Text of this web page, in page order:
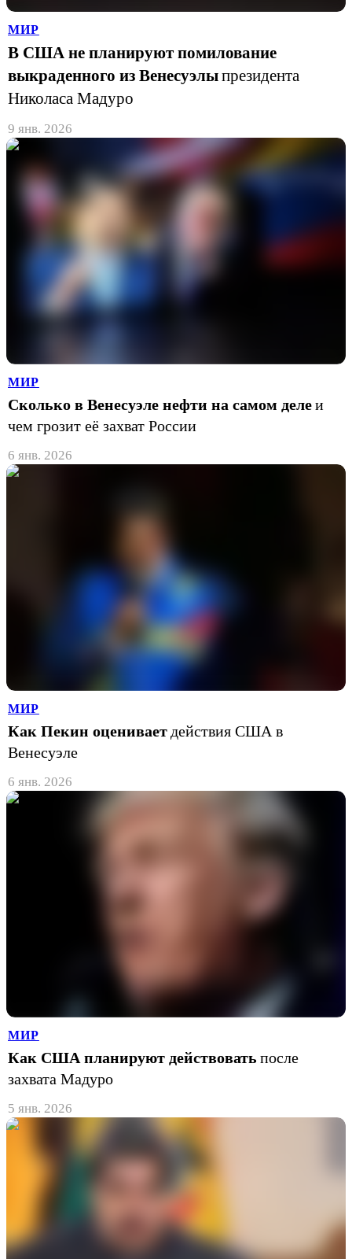
МИР
В США не планируют помилование
выкраденного из Венесуэлыпрезидента
Николаса Мадуро
9 янв. 2026
МИР
Сколько в Венесуэле нефти на самом делеи
чем грозит её захват России
6 янв. 2026
МИР
Как Пекин оценивает действия США в
Венесуэле
6 янв. 2026
МИР
Как США планируют действовать после
захвата Мадуро
5 янв. 2026